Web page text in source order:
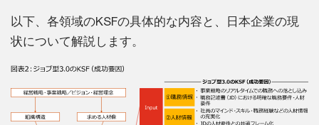
以下、各領域のKSFの具体的な内容と、日本企業の現
状について解説します。